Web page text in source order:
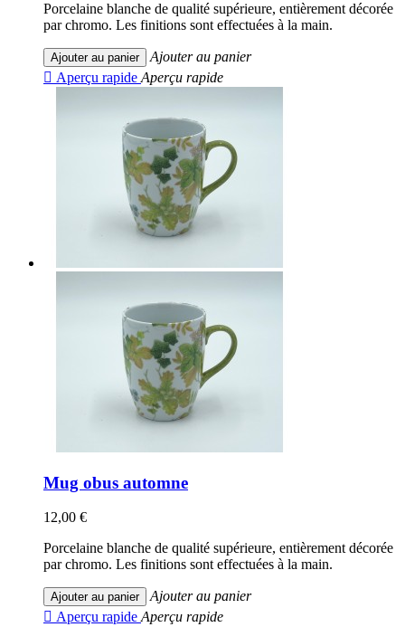
Porcelaine blanche de qualité supérieure, entièrement décorée
par chromo. Les finitions sont effectuées à la main.
Ajouter au panier
Ajouter au panier
 Aperçu rapide Aperçu rapide
Mug obus automne
12,00 €
Porcelaine blanche de qualité supérieure, entièrement décorée
par chromo. Les finitions sont effectuées à la main.
Ajouter au panier
Ajouter au panier
 Aperçu rapideAperçu rapide